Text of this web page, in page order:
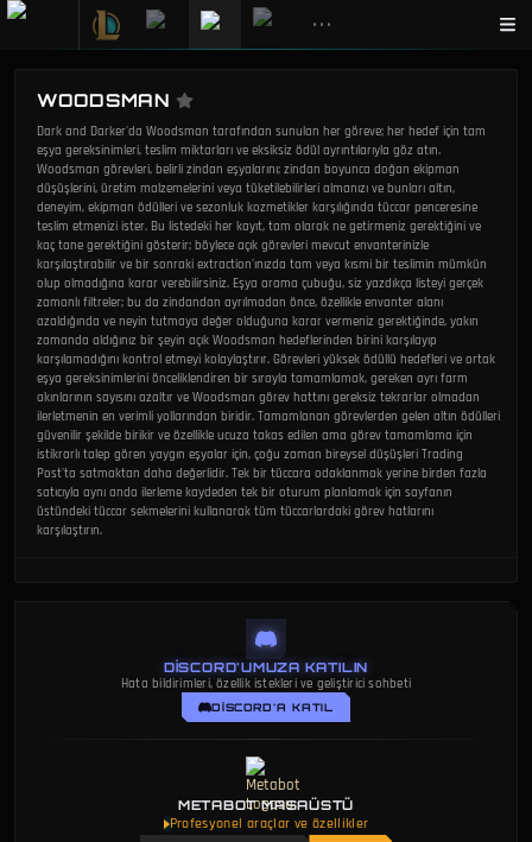
•••
WOODSMAN
Dark and Darker'da Woodsman tarafından sunulan her göreve; her hedef için tam
eşya gereksinimleri, teslim miktarları ve eksiksiz ödül ayrıntılarıyla göz atın.
Woodsman görevleri, belirli zindan eşyalarını; zindan boyunca doğan ekipman
düşüşlerini, üretim malzemelerini veya tüketilebilirleri almanızı ve bunları altın,
deneyim, ekipman ödülleri ve sezonluk kozmetikler karşılığında tüccar penceresine
teslim etmenizi ister. Bu listedeki her kayıt, tam olarak ne getirmeniz gerektiğini ve
kaç tane gerektiğini gösterir; böylece açık görevleri mevcut envanterinizle
karşılaştırabilir ve bir sonraki extraction'ınızda tam veya kısmi bir teslimin mümkün
olup olmadığına karar verebilirsiniz. Eşya arama çubuğu, siz yazdıkça listeyi gerçek
zamanlı filtreler; bu da zindandan ayrılmadan önce, özellikle envanter alanı
azaldığında ve neyin tutmaya değer olduğuna karar vermeniz gerektiğinde, yakın
zamanda aldığınız bir şeyin açık Woodsman hedeflerinden birini karşılayıp
karşılamadığını kontrol etmeyi kolaylaştırır. Görevleri yüksek ödüllü hedefleri ve ortak
eşya gereksinimlerini önceliklendiren bir sırayla tamamlamak, gereken ayrı farm
akınlarının sayısını azaltır ve Woodsman görev hattını gereksiz tekrarlar olmadan
ilerletmenin en verimli yollarından biridir. Tamamlanan görevlerden gelen altın ödülleri
güvenilir şekilde birikir ve özellikle ucuza takas edilen ama görev tamamlama için
istikrarlı talep gören yaygın eşyalar için, çoğu zaman bireysel düşüşleri Trading
Post'ta satmaktan daha değerlidir. Tek bir tüccara odaklanmak yerine birden fazla
satıcıyla aynı anda ilerleme kaydeden tek bir oturum planlamak için sayfanın
üstündeki tüccar sekmelerini kullanarak tüm tüccarlardaki görev hatlarını
karşılaştırın.
DISCORD'UMUZA KATILIN
Hata bildirimleri, özellik istekleri ve geliştirici sohbeti
DISCORD'A KATIL
METABOT MASAÜSTÜ
Profesyonel araçlar ve özellikler